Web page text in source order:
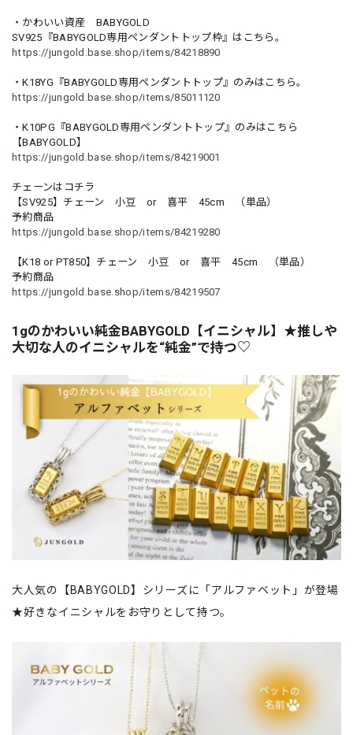
・かわいい資産 BABYGOLD
SV925『BABYGOLD専用ペンダントトップ枠』はこちら。
https://jungold.base.shop/items/84218890
・K18YG『BABYGOLD専用ペンダントトップ』のみはこちら。
https://jungold.base.shop/items/85011120
・K10PG『BABYGOLD専用ペンダントトップ』のみはこちら
【BABYGOLD】
https://jungold.base.shop/items/84219001
チェーンはコチラ
【SV925】チェーン 小豆 or 喜平 45cm （単品）
予約商品
https://jungold.base.shop/items/84219280
【K18 or PT850】チェーン 小豆 or 喜平 45cm （単品）
予約商品
https://jungold.base.shop/items/84219507
1gのかわいい純金BABYGOLD【イニシャル】★推しや
大切な人のイニシャルを“純金”で持つ♡
大人気の【BABYGOLD】シリーズに「アルファベット」が登場
★好きなイニシャルをお守りとして持つ。